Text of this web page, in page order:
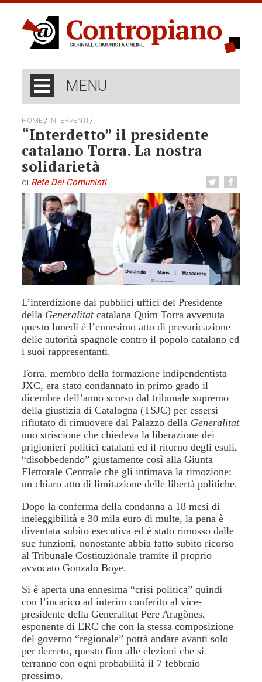
MENU
HOME / INTERVENTI /
“Interdetto” il presidente
catalano Torra. La nostra
solidarietà
di Rete Dei Comunisti
L’interdizione dai pubblici uffici del Presidente
della Generalitatcatalana Quim Torra avvenuta
questo lunedì è l’ennesimo atto di prevaricazione
delle autorità spagnole contro il popolo catalano ed
i suoi rappresentanti.
Torra, membro della formazione indipendentista
JXC, era stato condannato in primo grado il
dicembre dell’anno scorso dal tribunale supremo
della giustizia di Catalogna (TSJC) per essersi
rifiutato di rimuovere dal Palazzo della Generalitat
uno striscione che chiedeva la liberazione dei
prigionieri politici catalani ed il ritorno degli esuli,
“disobbedendo” giustamente così alla Giunta
Elettorale Centrale che gli intimava la rimozione:
un chiaro atto di limitazione delle libertà politiche.
Dopo la conferma della condanna a 18 mesi di
ineleggibilità e 30 mila euro di multe, la pena è
diventata subito esecutiva ed è stato rimosso dalle
sue funzioni, nonostante abbia fatto subito ricorso
al Tribunale Costituzionale tramite il proprio
avvocato Gonzalo Boye.
Si è aperta una ennesima “crisi politica” quindi
con l’incarico ad interim conferito al vice-
presidente della Generalitat Pere Aragònes,
esponente di ERC che con la stessa composizione
del governo “regionale” potrà andare avanti solo
per decreto, questo fino alle elezioni che si
terranno con ogni probabilità il 7 febbraio
prossimo.